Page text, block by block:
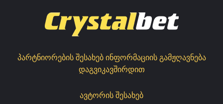
პარტნიორების შესახებ ინფორმაციის გამჟღავნება
დაგვიკავშირდით
ავტორის შესახებ